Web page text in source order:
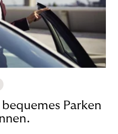
Parken